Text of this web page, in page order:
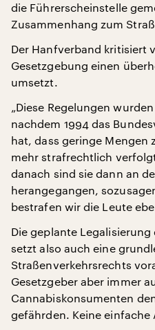
die Führerscheinstelle
Zusammenhang zum
Der Hanfverband kritisiert
Gesetzgebung einen
umsetzt.
„Diese Regelungen
nachdem 1994 das
hat, dass geringe Mengen
mehr strafrechtlich
danach sind sie dann an
herangegangen,
bestrafen wir die Leute
Die geplante
setzt also auch eine
Straßenverkehrsrechts
Gesetzgeber aber immer
Cannabiskonsumenten
gefährden. Keine einfache